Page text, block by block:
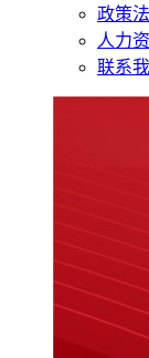
政策
人力
联系我